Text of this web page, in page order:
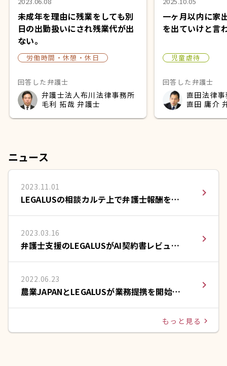
未成年を理由に残業をしても別
日の出勤扱いにされ残業代が出
ない。
労働時間・休憩・休日
回答した弁護士
弁護士法人布川法律事務所
毛利 拓哉 弁護士
一ヶ月以内に家
を出ていけと言
児童虐待
回答した弁護士
直田法律
直田 庸介
ニュース
2023.11.01
LEGALUSの相談カルテ上で弁護士報酬をカ
ードで支払える決済サービスを提供開始
navigate_next
2023.03.16
弁護士支援のLEGALUSがAI契約書レビュー
のLeCHECK(リチェック)と提携
navigate_next
2022.06.23
農業JAPANとLEGALUSが業務提携を開始い
たしました。
navigate_next
もっと見る navigate_next